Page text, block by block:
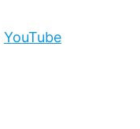
YouTube